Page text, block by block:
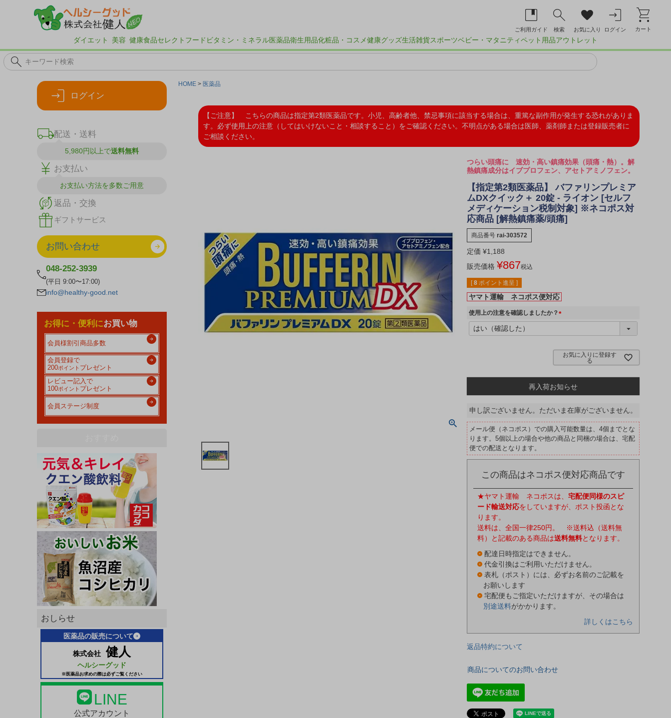
ご利用ガイド 検索 お気に入り ログイン カート
ダイエット 美容 健康食品セレクトフード ビタミン・ミネラル医薬品衛生用品化粧品・コスメ健康グッズ生活雑貨スポーツベビー・マタニティペット用品アウトレット
ログイン
配送・送料
5,980円以上で送料無料
お支払い
お支払い方法を多数ご用意
返品・交換
ギフトサービス
お問い合わせ
048-252-3939
(平日 9:00〜17:00)
info@healthy-good.net
お得に・便利にお買い物
会員様割引商品多数
会員登録で
200ポイント プレゼント
レビュー記入で
100ポイント プレゼント
会員ステージ制度
おしらせ
医薬品の販売について
株式会社 健人
ヘルシーグッド
※医薬品お求めの際は必ずご覧ください
LINE
公式アカウント
HOME 医薬品
【ご注意】 こちらの商品は指定第2類医薬品です。小児、高齢者他、禁忌事項に該当する場合は、重篤な副作用が発生する恐れがありま
す。必ず使用上の注意（してはいけないこと・相談すること）をご確認ください。不明点がある場合は医師、薬剤師または登録販売者に
ご相談ください。
つらい頭痛に 速効・高い鎮痛効果（頭痛・熱）。解
熱鎮痛成分はイブプロフェン、アセトアミノフェン。
【指定第2類医薬品】 バファリンプレミア
ムDXクイック＋ 20錠 - ライオン [セルフ
メディケーション税制対象] ※ネコポス対
応商品 [解熱鎮痛薬/頭痛]
商品番号 rai-303572
定価 ¥1,188
販売価格 ¥867税込
[ 8 ポイント進呈 ]
ヤマト運輸 ネコポス便対応
使用上の注意を確認しましたか？
(
)
お気に入りに登録す
る
再入荷お知らせ
申し訳ございません。ただいま在庫がございません。
メール便（ネコポス）での購入可能数量は、4個までとな
ります。5個以上の場合や他の商品と同梱の場合は、宅配
便での配送となります。
この商品はネコポス便対応商品です
★ヤマト運輸 ネコポスは、宅配便同様のスピ
ード輸送対応をしていますが、ポスト投函とな
ります。
送料は、全国一律250円。 ※送料込（送料無
料）と記載のある商品は送料無料となります。
配達日時指定はできません。
代金引換はご利用いただけません。
表札（ポスト）には、必ずお名前のご記載を
お願いします
宅配便もご指定いただけますが、その場合は
別途送料がかかります。
詳しくはこちら
返品特約について
商品についてのお問い合わせ